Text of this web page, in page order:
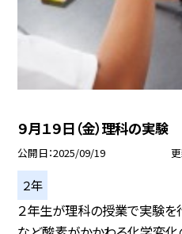
９月１９日（金）理科の実験
公開日 2025/09/19
２年
２年生が理科の授業で実験を